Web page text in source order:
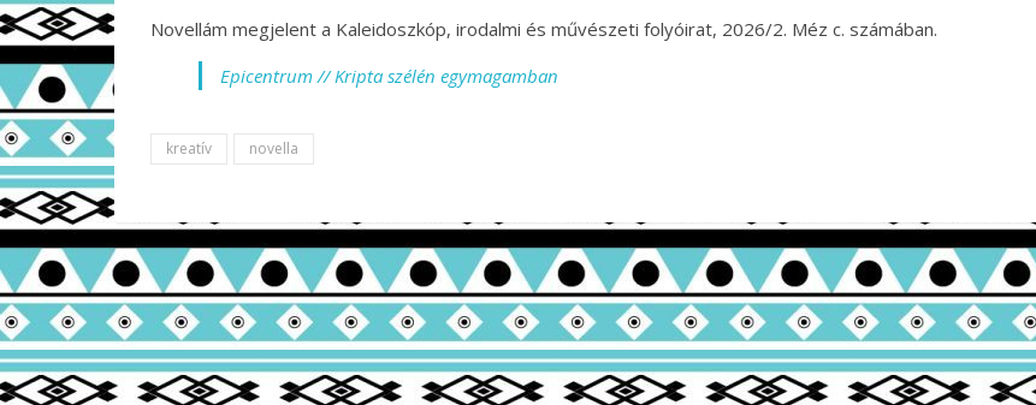
Novellám megjelent a Kaleidoszkóp, irodalmi és művészeti folyóirat, 2026/2. Méz c. számában.
Epicentrum // Kripta szélén egymagamban
kreatív novella